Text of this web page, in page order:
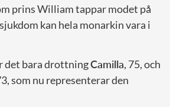
prins William tappar modet på
kan hela monarkin vara i
det bara drottningCamilla, 75, och
som nu representerar den